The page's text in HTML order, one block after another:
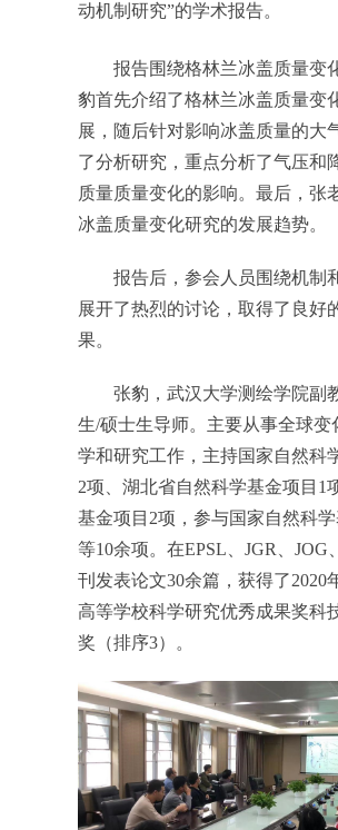
动机制研究”的学术报告。
报告围绕格林兰冰盖质量变
豹首先介绍了格林兰冰盖质量变
展，随后针对影响冰盖质量的大
了分析研究，重点分析了气压和
质量质量变化的影响。最后，张
冰盖质量变化研究的发展趋势。
报告后，参会人员围绕机制
展开了热烈的讨论，取得了良好
果。
张豹，武汉大学测绘学院副
生/硕士生导师。主要从事全球变
学和研究工作，主持国家自然科
2项、湖北省自然科学基金项目1
基金项目2项，参与国家自然科学
等10余项。在EPSL、JGR、JOG
刊发表论文30余篇，获得了2020
高等学校科学研究优秀成果奖科
奖（排序3）。